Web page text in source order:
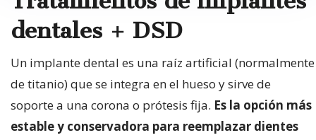
dentales + DSD
Un implante dental es una raíz artificial (normalmente
de titanio) que se integra en el hueso y sirve de
soporte a una corona o prótesis fija. Es la opción más
estable y conservadora para reemplazar dientes